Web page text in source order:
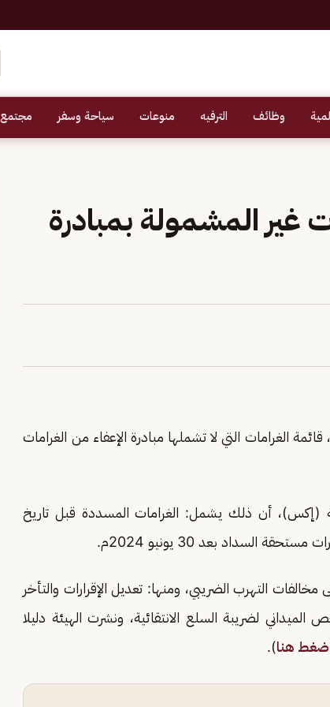
وظائف الترفيه منوعات سياحة وسفر مجتمع
غير المشمولة بمبادرة
قائمة الغرامات التي لا تشملها مبادرة الإعفاء من الغرامات
(إكس)، أن ذلك يشمل: الغرامات المسددة قبل تاريخ
التهرب الضريبي، ومنها: تعديل الإقرارات والتأخر
الميداني لضريبة السلع الانتقائية، ونشرت الهيئة دليلا
هنا).